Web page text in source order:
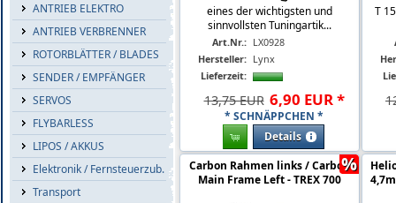
ANTRIEB ELEKTRO
ANTRIEB VERBRENNER
ROTORBLÄTTER / BLADES
SENDER / EMPFÄNGER
SERVOS
FLYBARLESS
LIPOS / AKKUS
Elektronik / Fernsteuerzub.
Transport
eines der wichtigsten und
sinnvollsten Tuningartik...
Art.Nr.: LX0928
Hersteller: Lynx
Lieferzeit:
13,75 EUR 6,90 EUR*
* SCHNÄPPCHEN *
Details
T
Carbon Rahmen links / Carbon
Main Frame Left - TREX 700
%